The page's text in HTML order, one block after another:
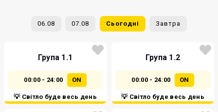
06.08 07.08 Сьогодні Завтра
Група 1.1
00:00 - 24:00 ON
💡 Світло буде весь день
Група 1.2
00:00 - 24:00 ON
💡 Світло буде весь день